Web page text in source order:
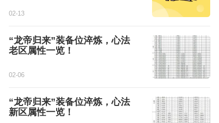
02-13
“龙帝归来”装备位淬炼，心法
老区属性一览！
02-06
“龙帝归来”装备位淬炼，心法
新区属性一览！